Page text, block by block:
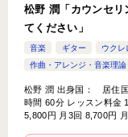
松野 潤「カウンセリ
てください」
音楽 ギター ウクレ
作曲・アレンジ・音楽理論
松野 潤 出身国： 居住
時間 60分 レッスン料金
5,800円 月3回 8,700円